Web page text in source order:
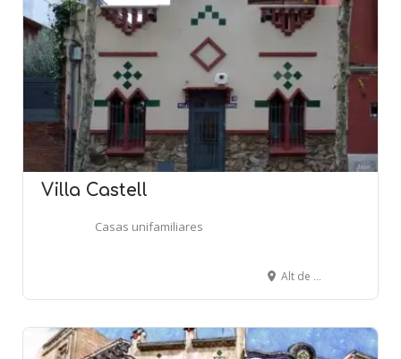
Villa Castell
Casas unifamiliares
Alt de Gironella, 18 - BARCELONA